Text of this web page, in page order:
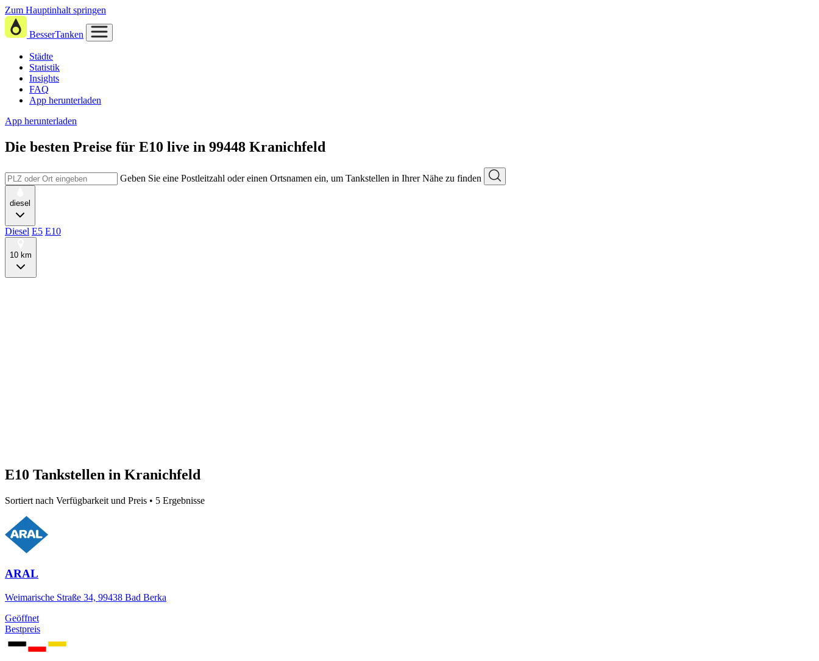
Zum Hauptinhalt springen
BesserTanken
Städte
Statistik
Insights
FAQ
App herunterladen
App herunterladen
Die besten Preise für E10 live in 99448 Kranichfeld
Geben Sie eine Postleitzahl oder einen Ortsnamen ein, um Tankstellen in Ihrer Nähe zu finden
diesel
Diesel E5 E10
10 km
E10 Tankstellen in Kranichfeld
Sortiert nach Verfügbarkeit und Preis • 5 Ergebnisse
ARAL
Weimarische Straße 34, 99438 Bad Berka
Geöffnet
Bestpreis